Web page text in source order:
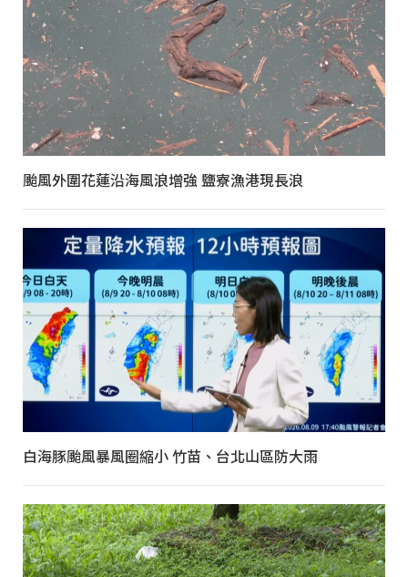
颱風外圍花蓮沿海風浪增強 鹽寮漁港現長浪
白海豚颱風暴風圈縮小 竹苗、台北山區防大雨